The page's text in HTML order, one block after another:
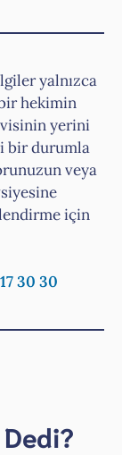
yalnızca
hekimin
yerini
bir durumla
veya
için
30 30